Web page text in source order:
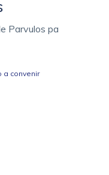
Parvulos pa
a convenir